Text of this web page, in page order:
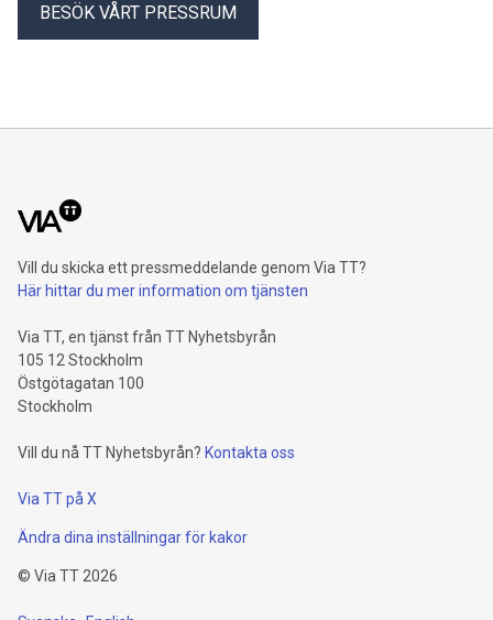
BESÖK VÅRT PRESSRUM
Vill du skicka ett pressmeddelande genom Via TT?
Här hittar du mer information om tjänsten
Via TT, en tjänst från TT Nyhetsbyrån
105 12 Stockholm
Östgötagatan 100
Stockholm
Vill du nå TT Nyhetsbyrån? Kontakta oss
Via TT på X
Ändra dina inställningar för kakor
© Via TT 2026